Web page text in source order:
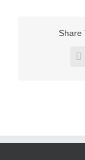
Share